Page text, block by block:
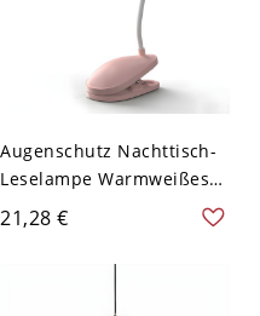
Augenschutz Nachttisch-
Leselampe Warmweißes
Licht Klemm-Design
Macaroon-Stil LED-
Tischlampe - 110V-120V
21,28 €